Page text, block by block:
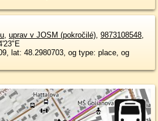
, uprav v JOSM (pokročilé), 9873108548,
lat: 48.2980703, og type: place, og